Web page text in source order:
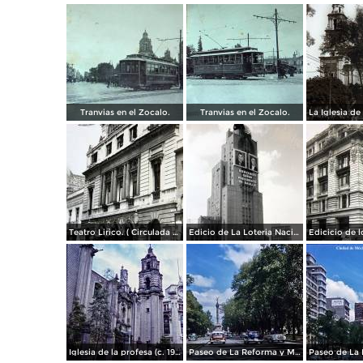
Tranvias en el Zocalo. Tranvias en el Zocalo.
Teatro Lirico. ( Circulada el 1 de Agosto de 1926 ). Edicio de La Loteria Nacional Ciudad de México Abril de 1964
Iglesia de la profesa (c. 1950) Paseo de La Reforma y Mto a La Independencia 1950 Paseo de La